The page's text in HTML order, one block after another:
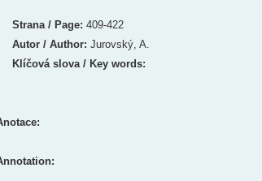
Strana / Page: 409-422
Autor / Author: Jurovský, A.
Klíčová slova / Key words: